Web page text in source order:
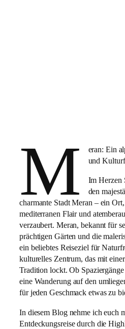
M
eran: Ein
und
Im Herzen
den
charmante Stadt Meran – ein
mediterranen Flair und
verzaubert. Meran, bekannt für
prächtigen Gärten und die
ein beliebtes Reiseziel für
kulturelles Zentrum, das mit
Tradition lockt. Ob
eine Wanderung auf den
für jeden Geschmack etwas zu
In diesem Blog nehme ich euch
Entdeckungsreise durch die